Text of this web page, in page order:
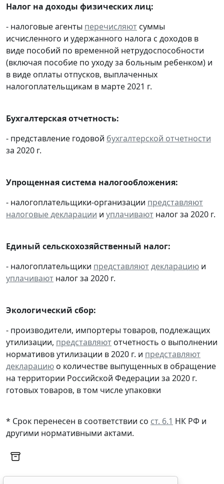
Налог на доходы физических лиц:
- налоговые агенты перечисляют суммы
исчисленного и удержанного налога с доходов в
виде пособий по временной нетрудоспособности
(включая пособие по уходу за больным ребенком) и
в виде оплаты отпусков, выплаченных
налогоплательщикам в марте 2021 г.
Бухгалтерская отчетность:
- представление годовой бухгалтерской отчетности
за 2020 г.
Упрощенная система налогообложения:
- налогоплательщики-организации представляют
налоговые декларации и уплачивают налог за 2020 г.
Единый сельскохозяйственный налог:
- налогоплательщики представляютдекларацию и
уплачивают налог за 2020 г.
Экологический сбор:
- производители, импортеры товаров, подлежащих
утилизации, представляют отчетность о выполнении
нормативов утилизации в 2020 г. и представляют
декларацию о количестве выпущенных в обращение
на территории Российской Федерации за 2020 г.
готовых товаров, в том числе упаковки
* Срок перенесен в соответствии со ст. 6.1 НК РФ и
другими нормативными актами.